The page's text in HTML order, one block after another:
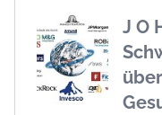
J O